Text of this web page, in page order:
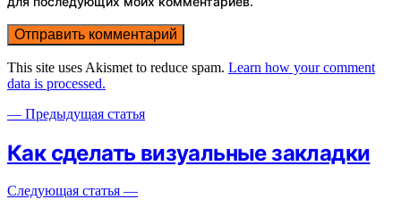
This site uses Akismet to reduce spam. Learn how your comment
data is processed.
— Предыдущая статья
Как сделать визуальные закладки
Следующая статья —